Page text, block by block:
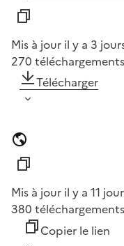
Mis à jour il y a 3
270 téléchargements
Télécharger
Mis à jour il y a 11
380 téléchargements
Copier le lien